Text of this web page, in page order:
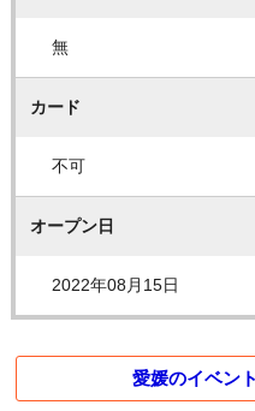
無
カード
不可
オープン日
2022年08月15日
愛媛のイベン